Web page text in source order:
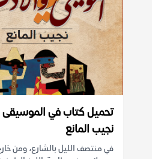
تحميل كتاب في الموسيقى
نجيب المانع
في منتصف الليل بالشارع، ومن